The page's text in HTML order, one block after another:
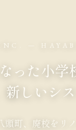
—
った小学
しいシス
頭町、廃校をリ